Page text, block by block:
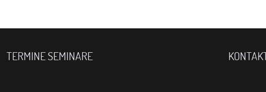
TERMINE SEMINARE